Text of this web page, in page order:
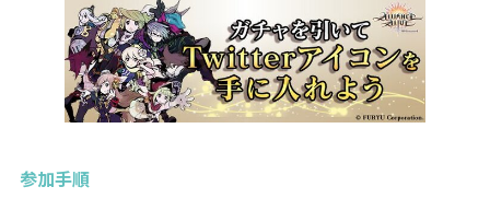
参加手順